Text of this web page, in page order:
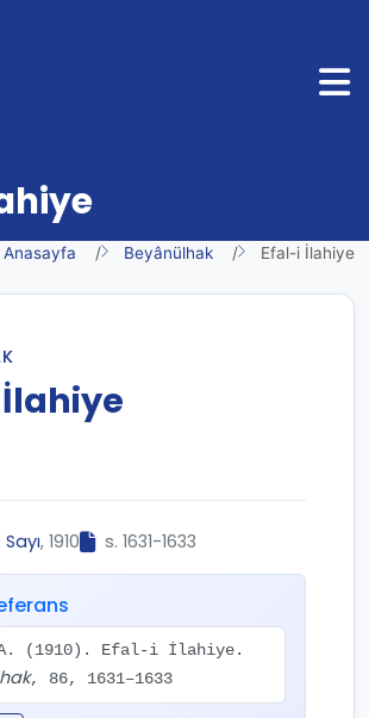
Anasayfa Beyânülhak Efal-i İlahiye
, 1910 s. 1631-1633
(1910). Efal-i İlahiye.
, 86, 1631–1633